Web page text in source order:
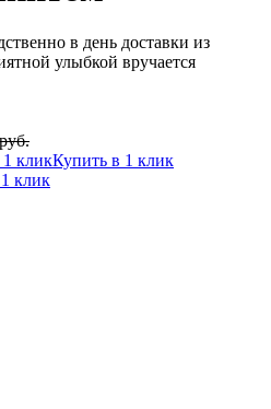
в день доставки из
улыбкой вручается
Купить в 1 клик
клик